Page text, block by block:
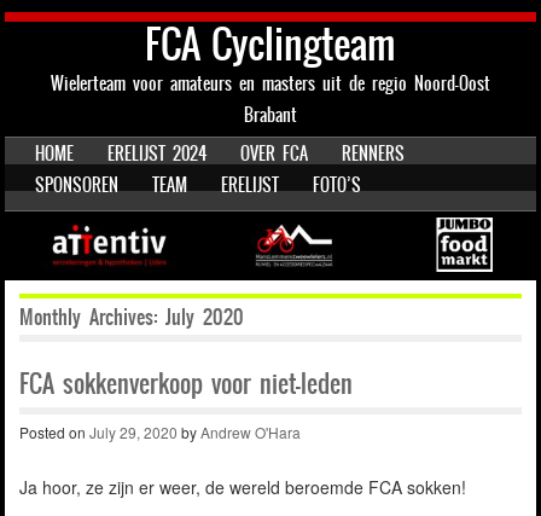
FCA Cyclingteam
Wielerteam voor amateurs en masters uit de regio Noord-Oost
Brabant
Menu
SKIP TO CONTENT
HOME ERELIJST 2024 OVER FCA
RENNERS
SPONSOREN
TEAM ERELIJST FOTO’S
Monthly Archives: July 2020
FCA sokkenverkoop voor niet-leden
Posted on July 29, 2020 byAndrew O'Hara
Ja hoor, ze zijn er weer, de wereld beroemde FCA sokken!